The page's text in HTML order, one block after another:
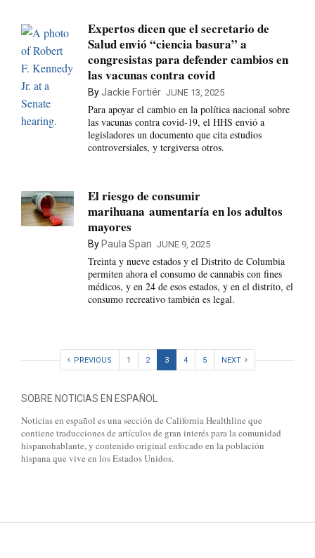
Expertos dicen que el secretario de
Salud envió “ciencia basura” a
congresistas para defender cambios en
las vacunas contra covid
ByJackie Fortiér JUNE 13, 2025
Para apoyar el cambio en la política nacional sobre
las vacunas contra covid-19, el HHS envió a
legisladores un documento que cita estudios
controversiales, y tergiversa otros.
El riesgo de consumir
marihuana aumentaría en los adultos
mayores
By Paula Span JUNE 9, 2025
Treinta y nueve estados y el Distrito de Columbia
permiten ahora el consumo de cannabis con fines
médicos, y en 24 de esos estados, y en el distrito, el
consumo recreativo también es legal.
PREVIOUS 1 2 3 4 5 NEXT
SOBRE NOTICIAS EN ESPAÑOL
Noticias en español es una sección de California Healthline que
contiene traducciones de artículos de gran interés para la comunidad
hispanohablante, y contenido original enfocado en la población
hispana que vive en los Estados Unidos.